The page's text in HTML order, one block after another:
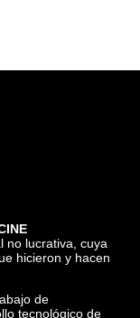
no lucrativa, cuya
hicieron y hacen
de
tecnológico de